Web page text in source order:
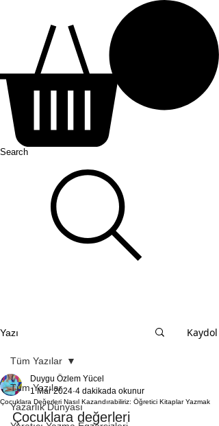
Search
Yazı Kaydol
Tüm Yazılar
Yazarlık Dünyası
Tüm Yazılar
Çocuklara Değerleri Nasıl Kazandırabiliriz: Öğretici Kitaplar Yazmak
Duygu Özlem Yücel
1 Mar 2024 4 dakikada okunur
Çocuklara değerleri